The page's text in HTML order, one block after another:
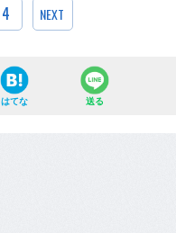
4 NEXT
はてな 送る